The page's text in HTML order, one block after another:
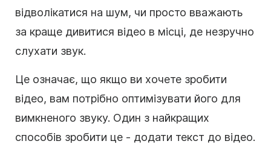
відволікатися на шум, чи просто вважають
за краще дивитися відео в місці, де незручно
слухати звук.
Це означає, що якщо ви хочете зробити
відео, вам потрібно оптимізувати його для
вимкненого звуку. Один з найкращих
способів зробити це - додати текст до відео.